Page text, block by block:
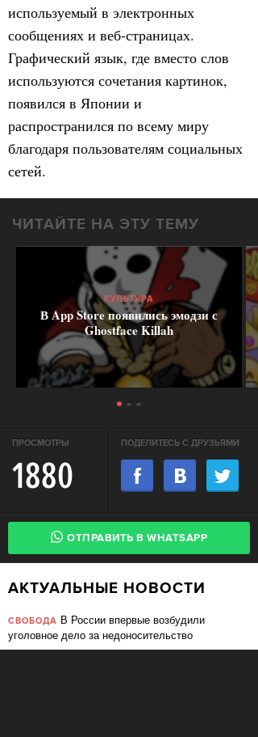
используемый в электронных
сообщениях и веб-страницах.
Графический язык, где вместо слов
используются сочетания картинок,
появился в Японии и
распространился по всему миру
благодаря пользователям социальных
сетей.
ЧИТАЙТЕ НА ЭТУ ТЕМУ
КУЛЬТУРА
В App Store появились эмодзи с
Ghostface Killah
ПРОСМОТРЫ
1880
ПОДЕЛИТЕСЬ С ДРУЗЬЯМИ
ОТПРАВИТЬ В WHATSAPP
АКТУАЛЬНЫЕ НОВОСТИ
СВОБОДА В России впервые возбудили
уголовное дело за недоносительство